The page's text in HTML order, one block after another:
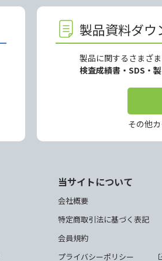
製品資料ダウ
製品に関するさまざ
検査成績書・SDS・
その他
当サイトについて
会社概要
特定商取引法に基づく表記
会員規約
プライバシーポリシー